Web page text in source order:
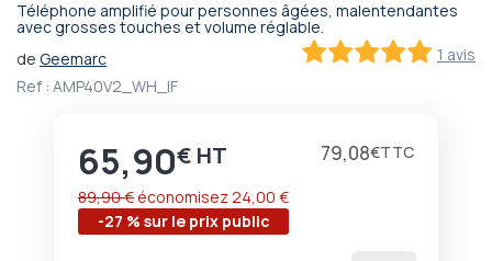
Téléphone amplifié pour personnes âgées, malentendantes
avec grosses touches et volume réglable.
1 avis
de Geemarc
Ref : AMP40V2_WH_IF
Prix
65,90€ 79,08€
-27 % sur le prix public
89,90 € économisez24,00 €
Passer
début
de
d’images